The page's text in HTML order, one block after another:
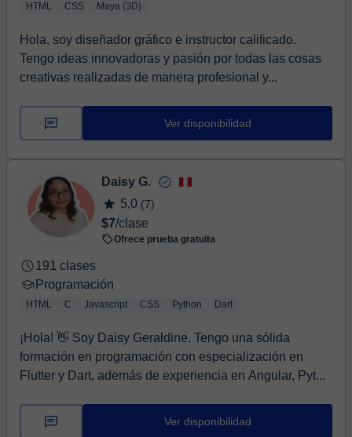
HTML CSS Maya (3D)
Hola, soy diseñador gráfico e instructor calificado.
Tengo ideas innovadoras y pasión por todas las cosas
creativas realizadas de manera profesional y...
Ver disponibilidad
Daisy G.
5,0 (7)
$7/clase
Ofrece prueba gratuita
191 clases
Programación
HTML C Javascript CSS Python Dart
¡Hola! 👋 Soy Daisy Geraldine. Tengo una sólida
formación en programación con especialización en
Flutter y Dart, además de experiencia en Angular, Pyt...
Ver disponibilidad